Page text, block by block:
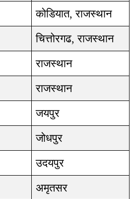
कोडियात, राजस्थान
चित्तोरगढ, राजस्थान
राजस्थान
राजस्थान
जयपुर
जोधपुर
उदयपुर
अमृतसर